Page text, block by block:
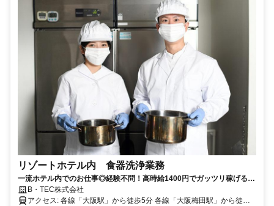
リゾートホテル内 食器洗浄業務
一流ホテル内でのお仕事◎経験不問！高時給1400円でガッツリ稼げる♪
難しい作業ナシでラクラク！
B・TEC株式会社
アクセス: 各線「大阪駅」から徒歩5分 各線「大阪梅田駅」から徒歩8